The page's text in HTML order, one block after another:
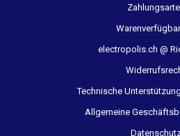
electropolis.ch @
Technische
Allgemeine